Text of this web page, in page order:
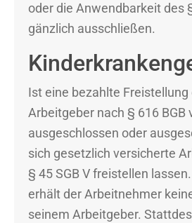
oder die Anwendbarkeit des
gänzlich ausschließen.
Ist eine bezahlte Freistellung
Arbeitgeber nach § 616 BGB
ausgeschlossen oder
sich gesetzlich versicherte
§ 45 SGB V freistellen lassen.
erhält der Arbeitnehmer
seinem Arbeitgeber.